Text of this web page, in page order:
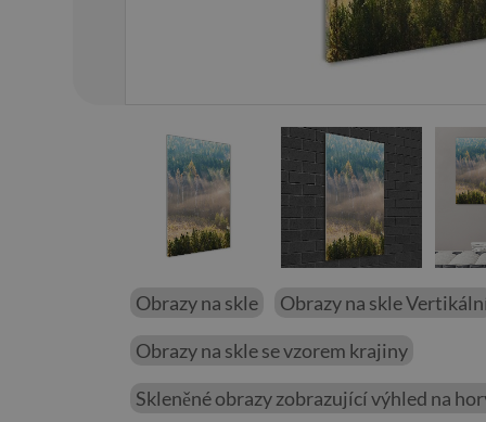
01 14
Obrazy na skle
Obrazy na skle
Obrazy na skle se vzorem krajiny
Skleněné obrazy zobrazující výhled na